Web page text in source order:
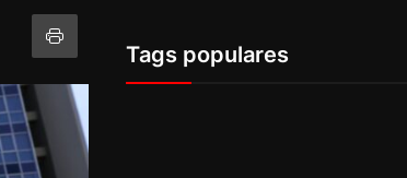
Tags populares